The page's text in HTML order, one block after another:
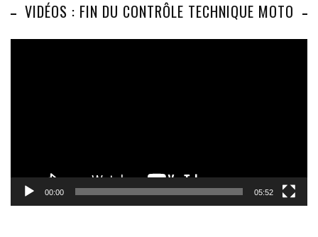
VIDÉOS : FIN DU CONTRÔLE TECHNIQUE MOTO
00:00 05:52